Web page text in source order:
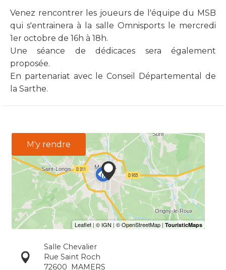
Venez rencontrer les joueurs de l'équipe du MSB
qui s'entrainera à la salle Omnisports le mercredi
1er octobre de 16h à 18h.
Une séance de dédicaces sera également
proposée.
En partenariat avec le Conseil Départemental de
la Sarthe.
M'y rendre
Salle Chevalier
Rue Saint Roch
72600
MAMERS